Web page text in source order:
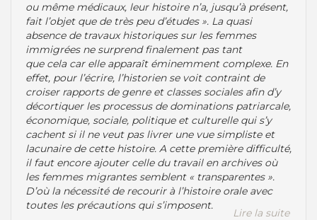
ou même médicaux, leur histoire n’a, jusqu’à présent,
fait l’objet que de très peu d’études ». La quasi
absence de travaux historiques sur les femmes
immigrées ne surprend finalement pas tant
que cela car elle apparaît éminemment complexe. En
effet, pour l’écrire, l’historien se voit contraint de
croiser rapports de genre et classes sociales afin d’y
décortiquer les processus de dominations patriarcale,
économique, sociale, politique et culturelle qui s’y
cachent si il ne veut pas livrer une vue simpliste et
lacunaire de cette histoire. A cette première difficulté,
il faut encore ajouter celle du travail en archives où
les femmes migrantes semblent « transparentes ».
D’où la nécessité de recourir à l’histoire orale avec
toutes les précautions qui s’imposent.
Lire la suite